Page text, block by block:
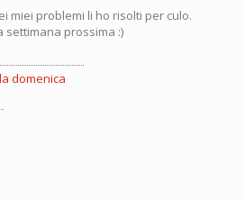
miei problemi li ho risolti per culo.
settimana prossima :)
domenica